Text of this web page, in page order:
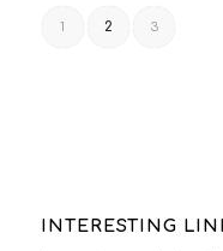
1 2 3
INTERESTING